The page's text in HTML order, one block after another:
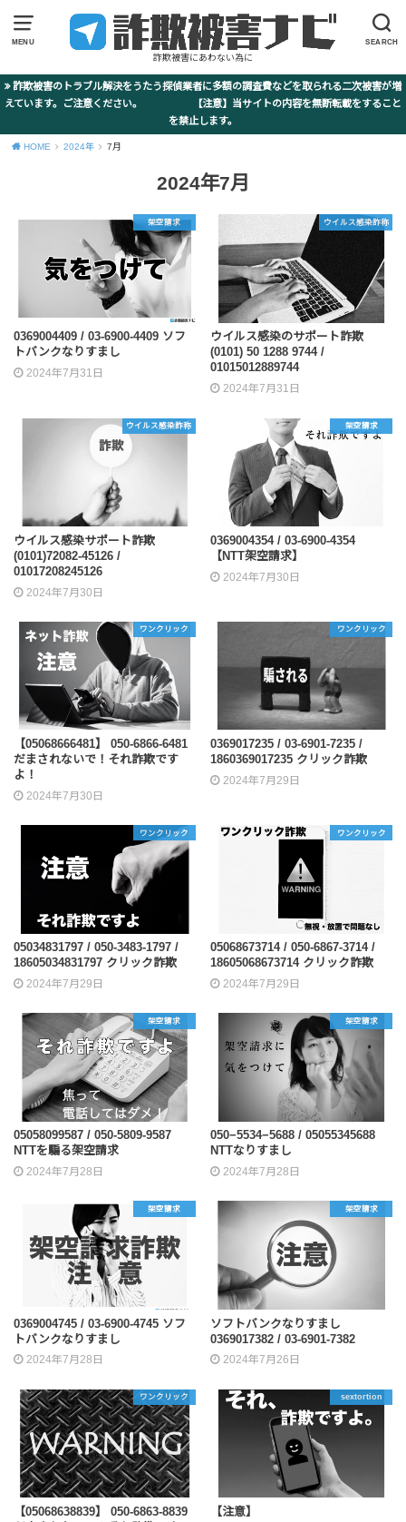
MENU SEARCH
詐欺被害にあわない為に
詐欺被害のトラブル解決をうたう探偵業者に多額の調査費などを取られる二次被害が増
えています。ご注意ください。 【注意】当サイトの内容を無断転載をすること
を禁止します。
HOME 2024年 7月
2024年7月
架空請求
0369004409 / 03-6900-4409 ソフ
トバンクなりすまし
2024年7月31日
ウイルス感染詐称
ウイルス感染のサポート詐欺
(0101) 50 1288 9744 /
01015012889744
2024年7月31日
ウイルス感染詐称
ウイルス感染サポート詐欺
(0101)72082-45126 /
01017208245126
2024年7月30日
架空請求
0369004354 / 03-6900-4354
【NTT架空請求】
2024年7月30日
ワンクリック
【05068666481】 050-6866-6481
だまされないで！それ詐欺です
よ！
2024年7月30日
ワンクリック
0369017235 / 03-6901-7235 /
1860369017235 クリック詐欺
2024年7月29日
ワンクリック
05034831797 / 050-3483-1797 /
18605034831797 クリック詐欺
2024年7月29日
ワンクリック
05068673714 / 050-6867-3714 /
18605068673714 クリック詐欺
2024年7月29日
架空請求
05058099587 / 050-5809-9587
NTTを騙る架空請求
2024年7月28日
架空請求
050−5534−5688 / 05055345688
NTTなりすまし
2024年7月28日
架空請求
0369004745 / 03-6900-4745 ソフ
トバンクなりすまし
2024年7月28日
架空請求
ソフトバンクなりすまし
0369017382 / 03‐6901‐7382
2024年7月26日
ワンクリック
【05068638839】 050-6863-8839
sextortion
【注意】